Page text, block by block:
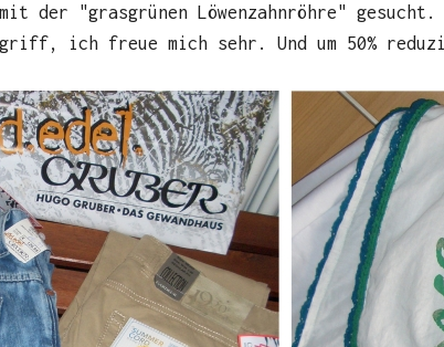
der "grasgrünen Löwenzahnröhre"
ich freue mich sehr. Und um 50%